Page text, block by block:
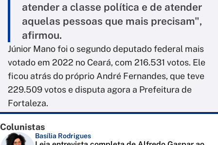
atender a classe política e de atender
aquelas pessoas que mais precisam",
afirmou.
Júnior Mano foi o segundo deputado federal mais
votado em 2022 no Ceará, com 216.531 votos. Ele
ficou atrás do próprio André Fernandes, que teve
229.509 votos e disputa agora a Prefeitura de
Fortaleza.
Colunistas
Basília Rodrigues